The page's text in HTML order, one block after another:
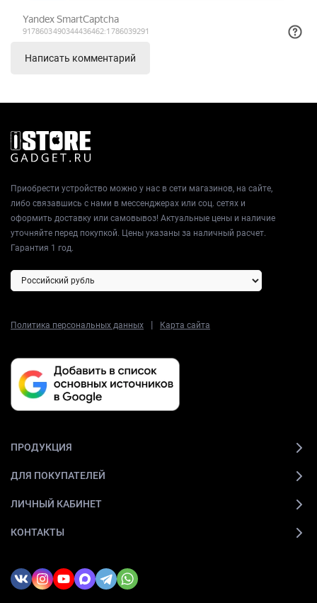
Приобрести устройство можно у нас в сети магазинов, на сайте,
либо связавшись с нами в мессенджерах или соц. сетях и
оформить доставку или самовывоз! Актуальные цены и наличие
уточняйте перед покупкой. Цены указаны за наличный расчет.
Гарантия 1 год.
Политика персональных данных | Карта сайта
ПРОДУКЦИЯ
ДЛЯ ПОКУПАТЕЛЕЙ
ЛИЧНЫЙ КАБИНЕТ
КОНТАКТЫ